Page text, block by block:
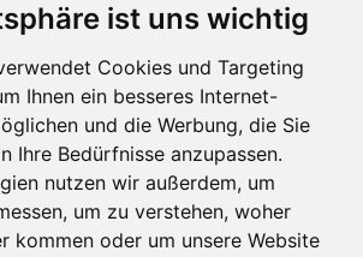
ist uns wichtig
Cookies und Targeting
Ihnen ein besseres Internet-
und die Werbung, die Sie
Ihre Bedürfnisse anzupassen.
nutzen wir außerdem, um
um zu verstehen, woher
kommen oder um unsere Website
109
BA 111
ZAUNFELDER BA 111
BA 109
PREIS
(inkl 19% MwSt.) 583€